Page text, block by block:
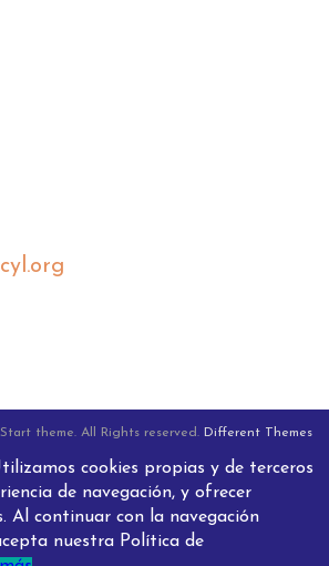
theme. All Rights reserved. Different Themes
cookies propias y de terceros
de navegación, y ofrecer
Al continuar con la navegación
nuestra Política de